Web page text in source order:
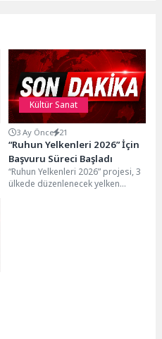
Kültür Sanat
3 Ay Önce 21
“Ruhun Yelkenleri 2026” İçin
Başvuru Süreci Başladı
“Ruhun Yelkenleri 2026” projesi, 3
ülkede düzenlenecek yelken